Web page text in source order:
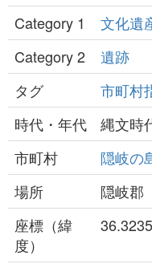
Category 1
文化遺
Category 2
遺跡
タグ
市町村
時代・年代
縄文時
市町村
隠岐の
場所
隠岐
座標（緯
度）